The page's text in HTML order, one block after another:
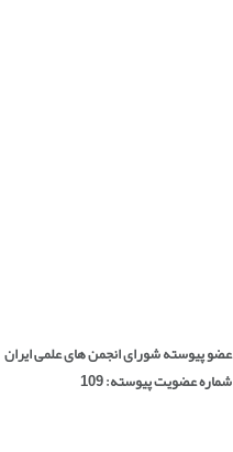
عضو پیوسته شورای انجمن های علمی ایران
شماره عضویت پیوسته: 109